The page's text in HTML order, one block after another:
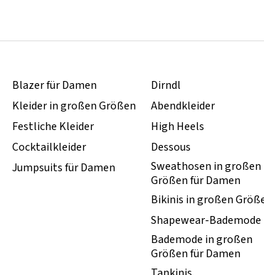
Blazer für Damen
Kleider in großen Größen
Festliche Kleider
Cocktailkleider
Jumpsuits für Damen
Dirndl
Abendkleider
High Heels
Dessous
Sweathosen in großen
Größen für Damen
Bikinis in großen
Shapewear-Bademode
Bademode in großen
Größen für Damen